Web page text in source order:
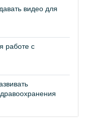
видео для
работе с